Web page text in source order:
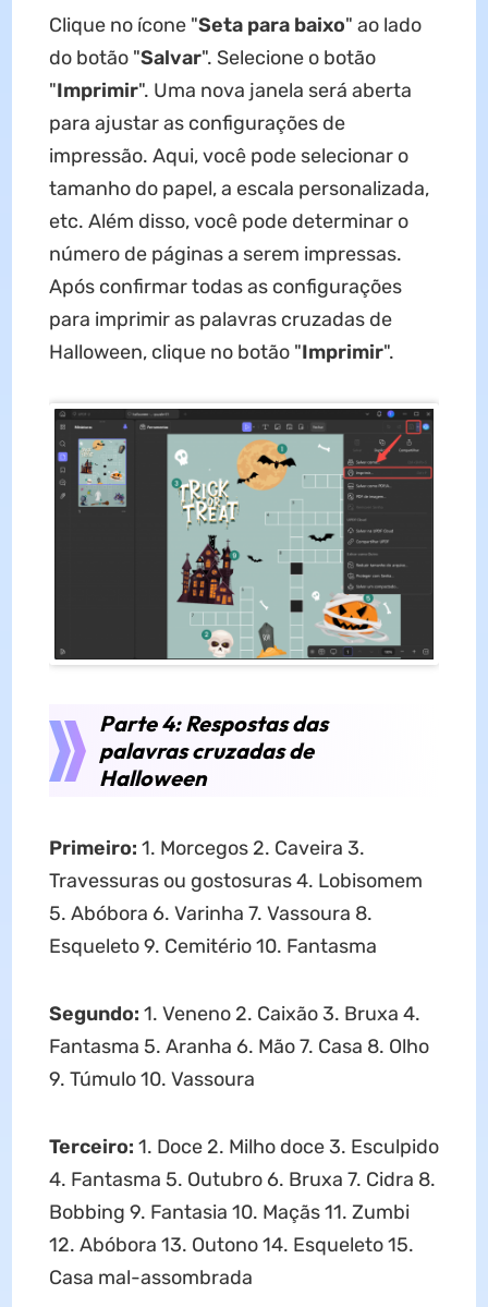
Clique no ícone "Seta para baixo" ao lado
do botão "Salvar". Selecione o botão
"Imprimir". Uma nova janela será aberta
para ajustar as configurações de
impressão. Aqui, você pode selecionar o
tamanho do papel, a escala personalizada,
etc. Além disso, você pode determinar o
número de páginas a serem impressas.
Após confirmar todas as configurações
para imprimir as palavras cruzadas de
Halloween, clique no botão "Imprimir".
Parte 4: Respostas das
palavras cruzadas de
Halloween
Primeiro: 1. Morcegos 2. Caveira 3.
Travessuras ou gostosuras 4. Lobisomem
5. Abóbora 6. Varinha 7. Vassoura 8.
Esqueleto 9. Cemitério 10. Fantasma
Segundo: 1. Veneno 2. Caixão 3. Bruxa 4.
Fantasma 5. Aranha 6. Mão 7. Casa 8. Olho
9. Túmulo 10. Vassoura
Terceiro: 1. Doce 2. Milho doce 3. Esculpido
4. Fantasma 5. Outubro 6. Bruxa 7. Cidra 8.
Bobbing 9. Fantasia 10. Maçãs 11. Zumbi
12. Abóbora 13. Outono 14. Esqueleto 15.
Casa mal-assombrada